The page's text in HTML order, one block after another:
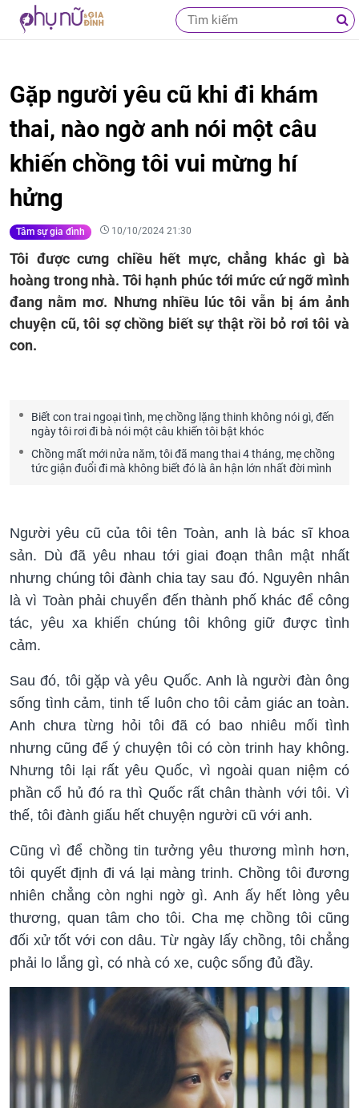
Gặp người yêu cũ khi đi khám
thai, nào ngờ anh nói một câu
khiến chồng tôi vui mừng hí
hửng
Tâm sự gia đình 10/10/2024 21:30
Tôi được cưng chiều hết mực, chẳng khác gì bà
hoàng trong nhà. Tôi hạnh phúc tới mức cứ ngỡ mình
đang nằm mơ. Nhưng nhiều lúc tôi vẫn bị ám ảnh
chuyện cũ, tôi sợ chồng biết sự thật rồi bỏ rơi tôi và
con.
Biết con trai ngoại tình, mẹ chồng lặng thinh không nói gì, đến
ngày tôi rơi đi bà nói một câu khiến tôi bật khóc
Chồng mất mới nửa năm, tôi đã mang thai 4 tháng, mẹ chồng
tức giận đuổi đi mà không biết đó là ân hận lớn nhất đời mình
Người yêu cũ của tôi tên Toàn, anh là bác sĩ khoa
sản. Dù đã yêu nhau tới giai đoạn thân mật nhất
nhưng chúng tôi đành chia tay sau đó. Nguyên nhân
là vì Toàn phải chuyển đến thành phố khác để công
tác, yêu xa khiến chúng tôi không giữ được tình
cảm.
Sau đó, tôi gặp và yêu Quốc. Anh là người đàn ông
sống tình cảm, tinh tế luôn cho tôi cảm giác an toàn.
Anh chưa từng hỏi tôi đã có bao nhiêu mối tình
nhưng cũng để ý chuyện tôi có còn trinh hay không.
Nhưng tôi lại rất yêu Quốc, vì ngoài quan niệm có
phần cổ hủ đó ra thì Quốc rất chân thành với tôi. Vì
thế, tôi đành giấu hết chuyện người cũ với anh.
Cũng vì để chồng tin tưởng yêu thương mình hơn,
tôi quyết định đi vá lại màng trinh. Chồng tôi đương
nhiên chẳng còn nghi ngờ gì. Anh ấy hết lòng yêu
thương, quan tâm cho tôi. Cha mẹ chồng tôi cũng
đối xử tốt với con dâu. Từ ngày lấy chồng, tôi chẳng
phải lo lắng gì, có nhà có xe, cuộc sống đủ đầy.